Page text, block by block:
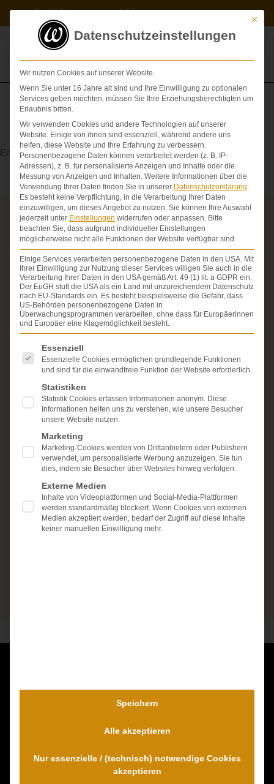
springen
Kontakt Videos
Meniskophatie
Erkrankung desMeniskus (Knorpel des Kniegelenks)
Über die Schmerzensgeld-Spezialisten
Seit über 25 Jahren vertreten wir als Fachanwälte
ausschließlich Geschädigte bei schweren
Personenschäden. Wir verfügen über ausgewiesene
Erfahrung im Arzthaftungsrecht, bei Unfallfolgen und
bei der Durchsetzung von Schmerzensgeld- und
Schadensersatzansprüchen.Ihr Recht steht für uns
im Mittelpunkt.
Mehr erfahren:
Unsere Kanzlei
Kostenlose Erstberatung
Dr. Wambach & Walter
0421 54 895 10 - Fax
info@schmerzensgeld-spezialisten.de
Zum Kontaktformular
Mit
Datenschutzeinstellungen
Wir nutzen Cookies auf unserer Website.
Wenn Sie unter 16 Jahre alt sind und Ihre Einwilligung zu optionalen
Services geben möchten, müssen Sie Ihre Erziehungsberechtigten um
Erlaubnis bitten.
Wir verwenden Cookies und andere Technologien auf unserer
Website. Einige von ihnen sind essenziell, während andere uns
helfen, diese Website und Ihre Erfahrung zu verbessern.
Personenbezogene Daten können verarbeitet werden (z. B. IP-
Adressen), z. B. für personalisierte Anzeigen und Inhalte oder die
Messung von Anzeigen und Inhalten. Weitere Informationen über die
Verwendung Ihrer Daten finden Sie in unserer Datenschutzerklärung.
Es besteht keine Verpflichtung, in die Verarbeitung Ihrer Daten
einzuwilligen, um dieses Angebot zu nutzen. Sie können Ihre Auswahl
jederzeit unter Einstellungen widerrufen oder anpassen. Bitte
beachten Sie, dass aufgrund individueller Einstellungen
möglicherweise nicht alle Funktionen der Website verfügbar sind.
Einige Services verarbeiten personenbezogene Daten in den USA. Mit
Ihrer Einwilligung zur Nutzung dieser Services willigen Sie auch in die
Verarbeitung Ihrer Daten in den USA gemäß Art. 49 (1) lit. a GDPR ein.
Der EuGH stuft die USA als ein Land mit unzureichendem Datenschutz
nach EU-Standards ein. Es besteht beispielsweise die Gefahr, dass
US-Behörden personenbezogene Daten in
Überwachungsprogrammen verarbeiten, ohne dass für Europäerinnen
und Europäer eine Klagemöglichkeit besteht.
Es folgt eine Liste der Service-Gruppen, für die eine
Essenziell
Essenzielle Cookies ermöglichen grundlegende Funktionen
und sind für die einwandfreie Funktion der Website erforderlich.
Statistiken
Statistik Cookies erfassen Informationen anonym. Diese
Informationen helfen uns zu verstehen, wie unsere Besucher
unsere Website nutzen.
Marketing
Marketing-Cookies werden von Drittanbietern oder Publishern
verwendet, um personalisierte Werbung anzuzeigen. Sie tun
dies, indem sie Besucher über Websites hinweg verfolgen.
Externe Medien
Inhalte von Videoplattformen und Social-Media-Plattformen
werden standardmäßig blockiert. Wenn Cookies von externen
Medien akzeptiert werden, bedarf der Zugriff auf diese Inhalte
keiner manuellen Einwilligung mehr.
Speichern
Alle akzeptieren
Nur essenzielle / (technisch) notwendige Cookies
akzeptieren